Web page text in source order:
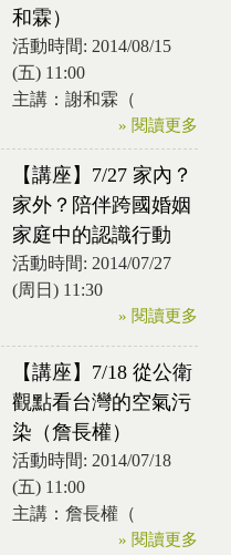
和霖）
活動時間: 2014/08/15
(五) 11:00
主講：謝和霖（
» 閱讀更多
【講座】7/27 家內？
家外？陪伴跨國婚姻
家庭中的認識行動
活動時間: 2014/07/27
(周日) 11:30
» 閱讀更多
【講座】7/18 從公衛
觀點看台灣的空氣污
染（詹長權）
活動時間: 2014/07/18
(五) 11:00
主講：詹長權（
» 閱讀更多